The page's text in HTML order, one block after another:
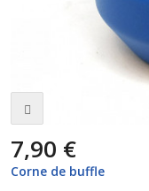
7,90 €
Corne de buffle